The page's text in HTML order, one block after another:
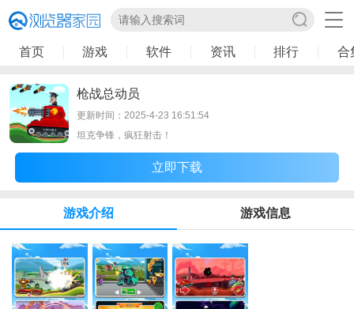
首页 游戏 软件 资讯 排行 合
枪战总动员
更新时间：2025-4-23 16:51:54
坦克争锋，疯狂射击！
立即下载
游戏介绍 游戏信息